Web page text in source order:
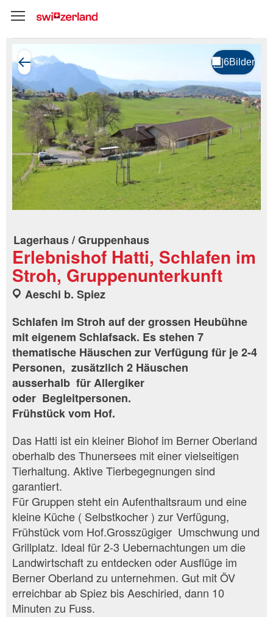
Lagerhaus / Gruppenhaus
Erlebnishof Hatti, Schlafen im
Stroh, Gruppenunterkunft
Aeschi b. Spiez
Schlafen im Stroh auf der grossen Heubühne
mit eigenem Schlafsack. Es stehen 7
thematische Häuschen zur Verfügung für je 2-4
Personen, zusätzlich 2 Häuschen
ausserhalb für Allergiker
oder Begleitpersonen.
Frühstück vom Hof.
Das Hatti ist ein kleiner Biohof im Berner Oberland
oberhalb des Thunersees mit einer vielseitigen
Tierhaltung. Aktive Tierbegegnungen sind
garantiert.
Für Gruppen steht ein Aufenthaltsraum und eine
kleine Küche ( Selbstkocher ) zur Verfügung,
Frühstück vom Hof.Grosszügiger Umschwung und
Grillplatz. Ideal für 2-3 Uebernachtungen um die
Landwirtschaft zu entdecken oder Ausflüge im
Berner Oberland zu unternehmen. Gut mit ÖV
erreichbar ab Spiez bis Aeschiried, dann 10
Minuten zu Fuss.